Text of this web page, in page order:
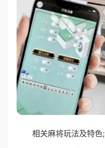
相关麻将玩法及特色;